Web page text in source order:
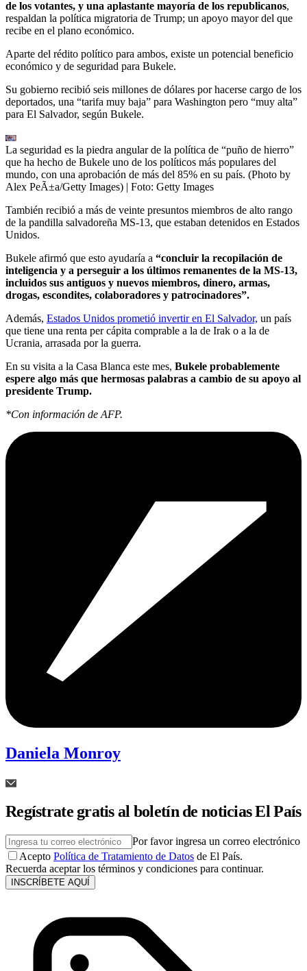
de los votantes, y una aplastante mayoría de los republicanos,
respaldan la política migratoria de Trump; un apoyo mayor del que
recibe en el plano económico.
Aparte del rédito político para ambos, existe un potencial beneficio
económico y de seguridad para Bukele.
Su gobierno recibió seis millones de dólares por hacerse cargo de los
deportados, una “tarifa muy baja” para Washington pero “muy alta”
para El Salvador, según Bukele.
La seguridad es la piedra angular de la política de “puño de hierro”
que ha hecho de Bukele uno de los políticos más populares del
mundo, con una aprobación de más del 85% en su país. (Photo by
Alex PeÃ±a/Getty Images) | Foto: Getty Images
También recibió a más de veinte presuntos miembros de alto rango
de la pandilla salvadoreña MS-13, que estaban detenidos en Estados
Unidos.
Bukele afirmó que esto ayudaría a “concluir la recopilación de
inteligencia y a perseguir a los últimos remanentes de la MS-13,
incluidos sus antiguos y nuevos miembros, dinero, armas,
drogas, escondites, colaboradores y patrocinadores”.
Además, Estados Unidos prometió invertir en El Salvador, un país
que tiene una renta per cápita comprable a la de Irak o a la de
Ucrania, arrasada por la guerra.
En su visita a la Casa Blanca este mes, Bukele probablemente
espere algo más que hermosas palabras a cambio de su apoyo al
presidente Trump.
*Con información de AFP.
Daniela Monroy
Regístrate gratis al boletín de noticias El País
Por favor ingresa un correo electrónico
Acepto Política de Tratamiento de Datos de El País.
Recuerda aceptar los términos y condiciones para continuar.
INSCRÍBETE AQUÍ